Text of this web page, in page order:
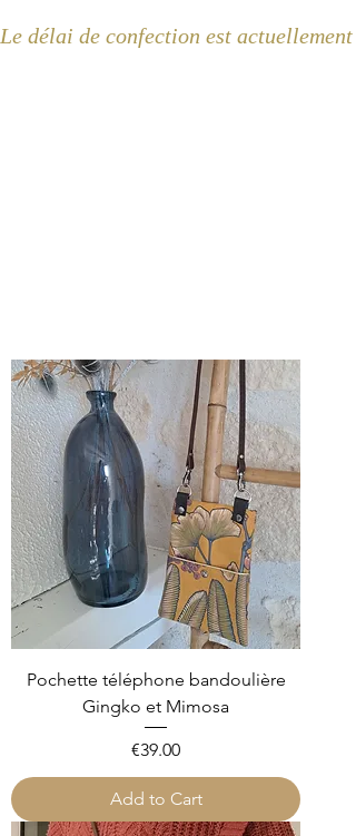
Le délai de confection est
Pochette téléphone bandoulière
Gingko et Mimosa
Price
€39.00
Add to Cart